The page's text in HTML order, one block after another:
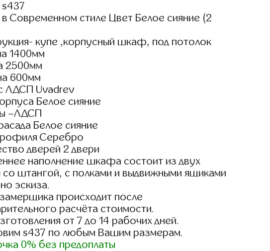
Современном стиле Цвет Белое сияние (2
купе ,корпусный шкаф, под потолок
1400мм
2500мм
600мм
ЛДСП Uvadrev
Белое сияние
–ЛДСП
Белое сияние
Серебро
дверей 2 двери
наполнение шкафа состоит из двух
со штангой, с полками и выдвижными ящиками
эскиза.
происходит после
расчёта стоимости.
от 7 до 14 рабочих дней.
s437 по любым Вашим размерам.
0% без предоплаты